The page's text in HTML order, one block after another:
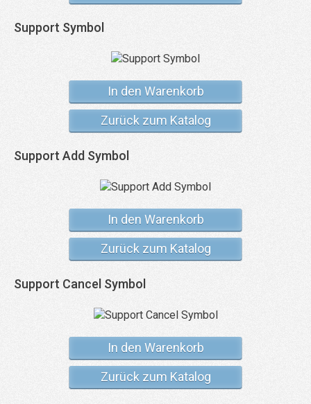
Support Symbol
In den Warenkorb
Zurück zum Katalog
Support Add Symbol
In den Warenkorb
Zurück zum Katalog
Support Cancel Symbol
In den Warenkorb
Zurück zum Katalog